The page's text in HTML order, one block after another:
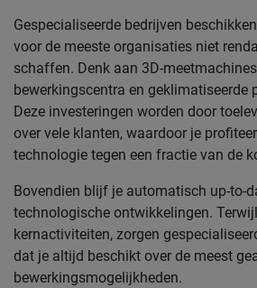
Gespecialiseerde bedrijven
voor de meeste organisaties niet
schaffen. Denk aan 3D-
bewerkingscentra en geklimatiseerde
Deze investeringen worden door
over vele klanten, waardoor je
technologie tegen een fractie van de
Bovendien blijf je automatisch up-to-
technologische ontwikkelingen.
kernactiviteiten, zorgen
dat je altijd beschikt over de meest
bewerkingsmogelijkheden.